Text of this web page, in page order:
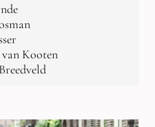
Kooten